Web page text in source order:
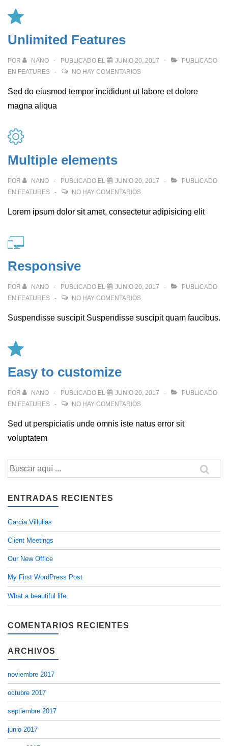
Unlimited Features
POR NANO PUBLICADO EL JUNIO 20, 2017
PUBLICADO
EN FEATURES NO HAY COMENTARIOS
Sed do eiusmod tempor incididunt ut labore et dolore
magna aliqua
Multiple elements
POR NANO PUBLICADO EL JUNIO 20, 2017
PUBLICADO
EN FEATURES NO HAY COMENTARIOS
Lorem ipsum dolor sit amet, consectetur adipisicing elit
Responsive
POR NANO PUBLICADO EL JUNIO 20, 2017
PUBLICADO
EN FEATURES NO HAY COMENTARIOS
Suspendisse suscipit Suspendisse suscipit quam faucibus.
Easy to customize
POR NANO PUBLICADO EL JUNIO 20, 2017
PUBLICADO
EN FEATURES NO HAY COMENTARIOS
Sed ut perspiciatis unde omnis iste natus error sit
voluptatem
Buscar
por:
ENTRADAS RECIENTES
Garcia Villullas
Client Meetings
Our New Office
My First WordPress Post
What a beautiful life
COMENTARIOS RECIENTES
ARCHIVOS
noviembre 2017
octubre 2017
septiembre 2017
junio 2017